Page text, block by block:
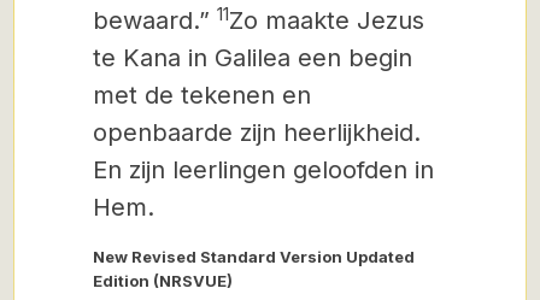
bewaard.” 11Zo maakte Jezus
te Kana in Galilea een begin
met de tekenen en
openbaarde zijn heerlijkheid.
En zijn leerlingen geloofden in
Hem.
New Revised Standard Version Updated
Edition (NRSVUE)